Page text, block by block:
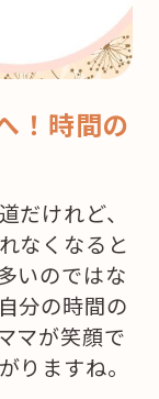
！時間の
だけれど、
なくなると
いのではな
分の時間の
マが笑顔で
りますね。